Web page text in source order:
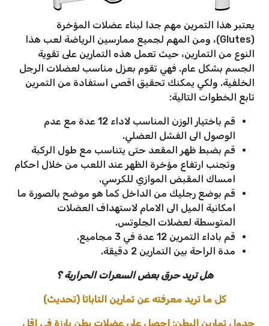
يعتبر هذا التمرين مهم جدا لبناء عضلات المؤخرة
(Glutes)، ومن المهم لجميع ممارسين الرياضة لعب هذا
النوع من التمارين، حيث تعمل هذه التمارين على تقوية
الجسم بشكل عام. فهي تقوم بعزل مناسب لعضلات الرجل
الخلفية. ولكي يمكنك تحقيق اقصى استفادة من التمرين
تابع الخطوات التالية:
قم باختيار الوزن المناسب لاداء 12 عدة مع عدم
الوصول الى الفشل العضلي.
قم بضبط ظهر المقعد حتى يتناسب مع طول الركبة
وتجنب ارتفاع مؤخرة الظهر عند اللعب من خلال احكام
امساك المقبض الموازي للكرسي.
قم بوضع رجليك من الداخل كما هو موضح بالصورة ما
امكانية الميل الى الامام لاستهداف العضلات
المتوسطة لعضلات الجلوتس.
قم باداء التمرين 12 عدة في 3 مجاميع.
مدة الراحة بين التمارين 2 دقيقة.
هل تريد حرق بعض السعرات الحرارية ؟
كل ما تريد معرفته عن تمارين التاباتا (تحديث)
جدول تمارين البطن: احصل على عضلات بطن بارزة في اقل